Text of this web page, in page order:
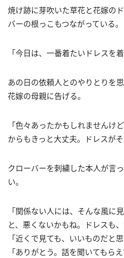
焼け跡に芽吹いた草花と花嫁の
バーの根っこもつながっている。
「今日は、一番着たいドレスを
あの日の依頼人とのやりとりを
花嫁の母親に告げる。
「色々あったかもしれませんけ
からもきっと大丈夫。ドレスがそ
クローバーを刺繍した本人が言
い。
「関係ない人には、そんな風に
と、悪くないかもね。ドレスも、
「近くで見ても、いいものだと思
「ありがとう。話を聞いてもらえ